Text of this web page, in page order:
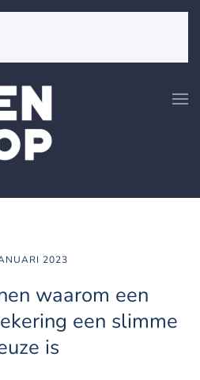
2023
waarom een
een slimme
is